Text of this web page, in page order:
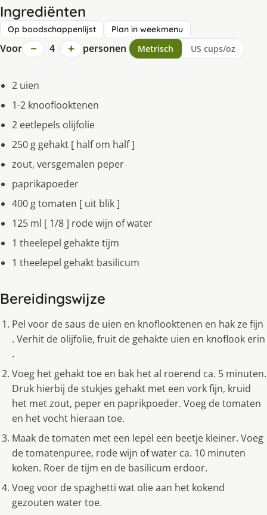
Ingrediënten
Op boodschappenlijst Plan in weekmenu
Voor − 4 + personen Metrisch US cups/oz
2 uien
1-2 knooflooktenen
2 eetlepels olijfolie
250 g gehakt [ half om half ]
zout, versgemalen peper
paprikapoeder
400 g tomaten [ uit blik ]
125 ml [ 1/8 ] rode wijn of water
1 theelepel gehakte tijm
1 theelepel gehakt basilicum
Bereidingswijze
Pel voor de saus de uien en knoflooktenen en hak ze fijn
. Verhit de olijfolie, fruit de gehakte uien en knoflook erin
.
Voeg het gehakt toe en bak het al roerend ca. 5 minuten.
Druk hierbij de stukjes gehakt met een vork fijn, kruid
het met zout, peper en paprikpoeder. Voeg de tomaten
en het vocht hieraan toe.
Maak de tomaten met een lepel een beetje kleiner. Voeg
de tomatenpuree, rode wijn of water ca. 10 minuten
koken. Roer de tijm en de basilicum erdoor.
Voeg voor de spaghetti wat olie aan het kokend
gezouten water toe.